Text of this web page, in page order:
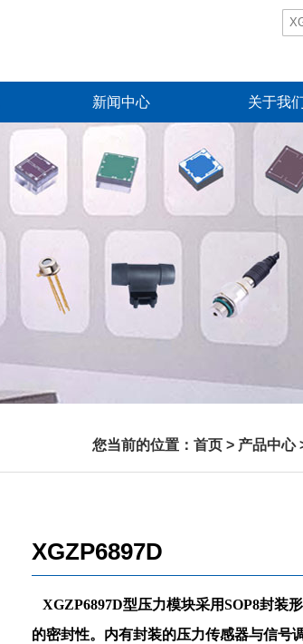
新闻中心 关于我
您当前的位置： 首页 > 产品中心
XGZP6897D
XGZP6897D型压力模块采用SOP8封装
的密封性。内有封装的压力传感器与信号